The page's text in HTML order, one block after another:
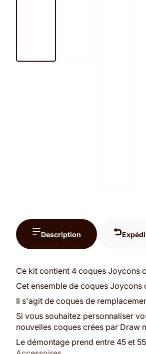
Description
Ce kit contient 4 coques Joycons
Cet ensemble de coques
Il s'agit de coques de
Si vous souhaitez personnaliser
nouvelles coques crées par Draw
Le démontage prend entre 45 et